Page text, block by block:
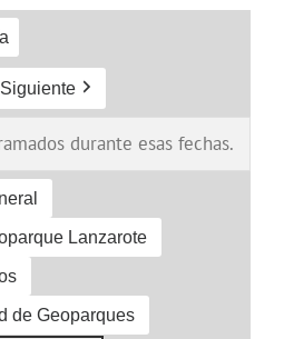
Siguiente
durante esas fechas.
Lanzarote
de Geoparques